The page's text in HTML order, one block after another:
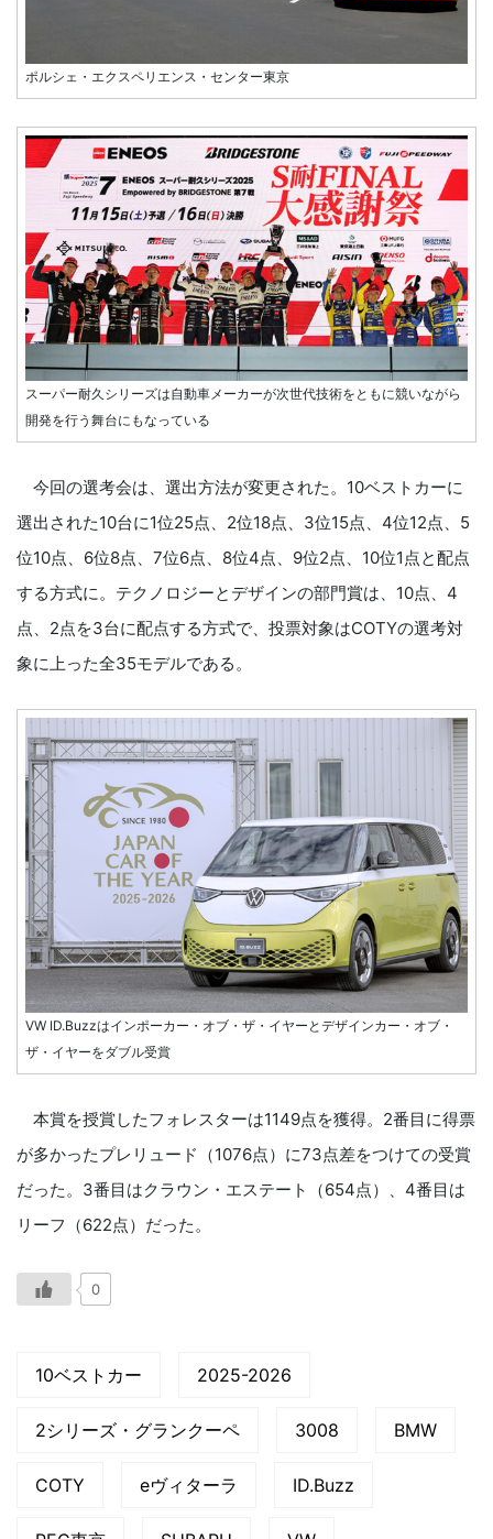
ポルシェ・エクスペリエンス・センター東京
スーパー耐久シリーズは自動車メーカーが次世代技術をともに競いながら
開発を行う舞台にもなっている
今回の選考会は、選出方法が変更された。10ベストカーに
選出された10台に1位25点、2位18点、3位15点、4位12点、5
位10点、6位8点、7位6点、8位4点、9位2点、10位1点と配点
する方式に。テクノロジーとデザインの部門賞は、10点、4
点、2点を3台に配点する方式で、投票対象はCOTYの選考対
象に上った全35モデルである。
VW ID.Buzzはインポーカー・オブ・ザ・イヤーとデザインカー・オブ・
ザ・イヤーをダブル受賞
本賞を授賞したフォレスターは1149点を獲得。2番目に得票
が多かったプレリュード（1076点）に73点差をつけての受賞
だった。3番目はクラウン・エステート（654点）、4番目は
リーフ（622点）だった。
0
10ベストカー 2025-2026
2シリーズ・グランクーペ 3008 BMW
COTY eヴィターラ ID.Buzz